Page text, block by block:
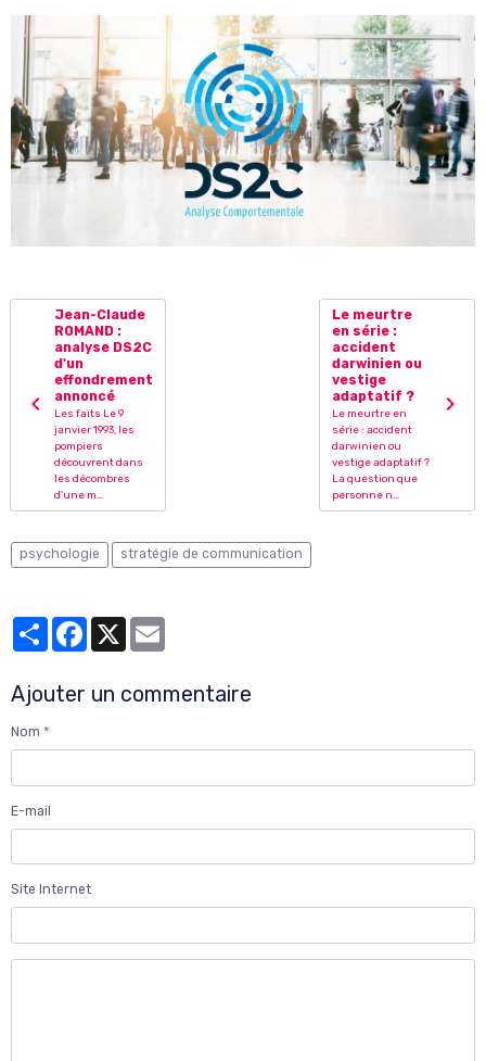
Jean-Claude
ROMAND :
analyse DS2C
d'un
effondrement
annoncé
Les faits Le 9
janvier 1993, les
pompiers
découvrent dans
les décombres
d'une m...
Le meurtre
en série :
accident
darwinien ou
vestige
adaptatif ?
Le meurtre en
série : accident
darwinien ou
vestige adaptatif ?
La question que
personne n...
psychologie stratégie de communication
PartagerFacebook
Ajouter un commentaire
Nom
E-mail
Site Internet